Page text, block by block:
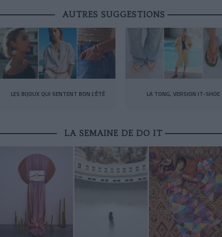
AUTRES SUGGESTIONS
LES BIJOUX QUI SENTENT BON L’ÉTÉ LA TONG, VERSION IT-SHOE
LA SEMAINE DE DO IT